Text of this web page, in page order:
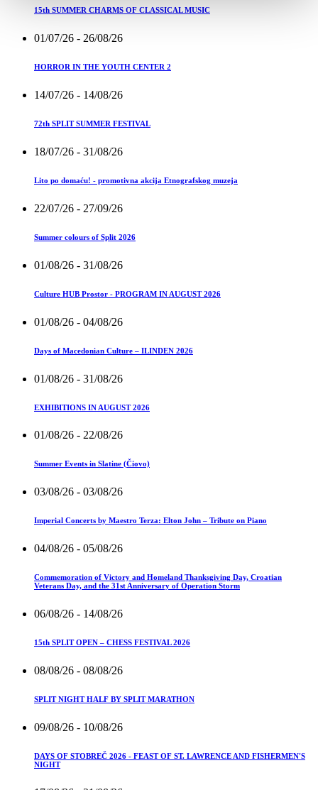
15th SUMMER CHARMS OF CLASSICAL MUSIC
01/07/26 - 26/08/26
HORROR IN THE YOUTH CENTER 2
14/07/26 - 14/08/26
72th SPLIT SUMMER FESTIVAL
18/07/26 - 31/08/26
Lito po domaću! - promotivna akcija Etnografskog muzeja
22/07/26 - 27/09/26
Summer colours of Split 2026
01/08/26 - 31/08/26
Culture HUB Prostor - PROGRAM IN AUGUST 2026
01/08/26 - 04/08/26
Days of Macedonian Culture – ILINDEN 2026
01/08/26 - 31/08/26
EXHIBITIONS IN AUGUST 2026
01/08/26 - 22/08/26
Summer Events in Slatine (Čiovo)
03/08/26 - 03/08/26
Imperial Concerts by Maestro Terza: Elton John – Tribute on Piano
04/08/26 - 05/08/26
Commemoration of Victory and Homeland Thanksgiving Day, Croatian
Veterans Day, and the 31st Anniversary of Operation Storm
06/08/26 - 14/08/26
15th SPLIT OPEN – CHESS FESTIVAL 2026
08/08/26 - 08/08/26
SPLIT NIGHT HALF BY SPLIT MARATHON
09/08/26 - 10/08/26
DAYS OF STOBREČ 2026 - FEAST OF ST. LAWRENCE AND FISHERMEN'S
NIGHT